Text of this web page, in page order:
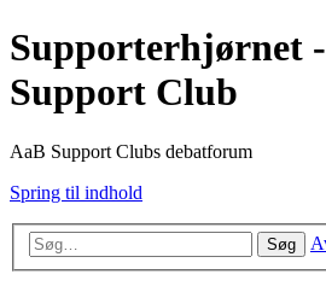
Supporterhjørnet
Support Club
AaB Support Clubs debatforum
Spring til indhold
Søg